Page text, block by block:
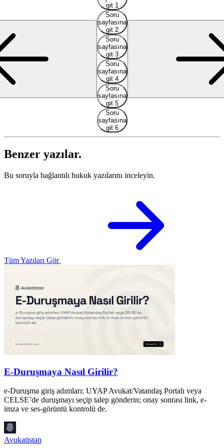
git 1
Soru
sayfasına
git 2
Soru
sayfasına
git 3
Soru
sayfasına
git 4
Soru
sayfasına
git 5
Soru
sayfasına
git 6
Benzer yazılar.
Bu soruyla bağlantılı hukuk yazılarını inceleyin.
Tüm Yazıları Gör
E-Duruşmaya Nasıl Girilir?
e-Duruşma giriş adımları: UYAP Avukat/Vatandaş Portalı veya
CELSE’de duruşmayı seçip talep gönderin; onay sonrası link, e-
imza ve ses-görüntü kontrolü de.
Avukatistan